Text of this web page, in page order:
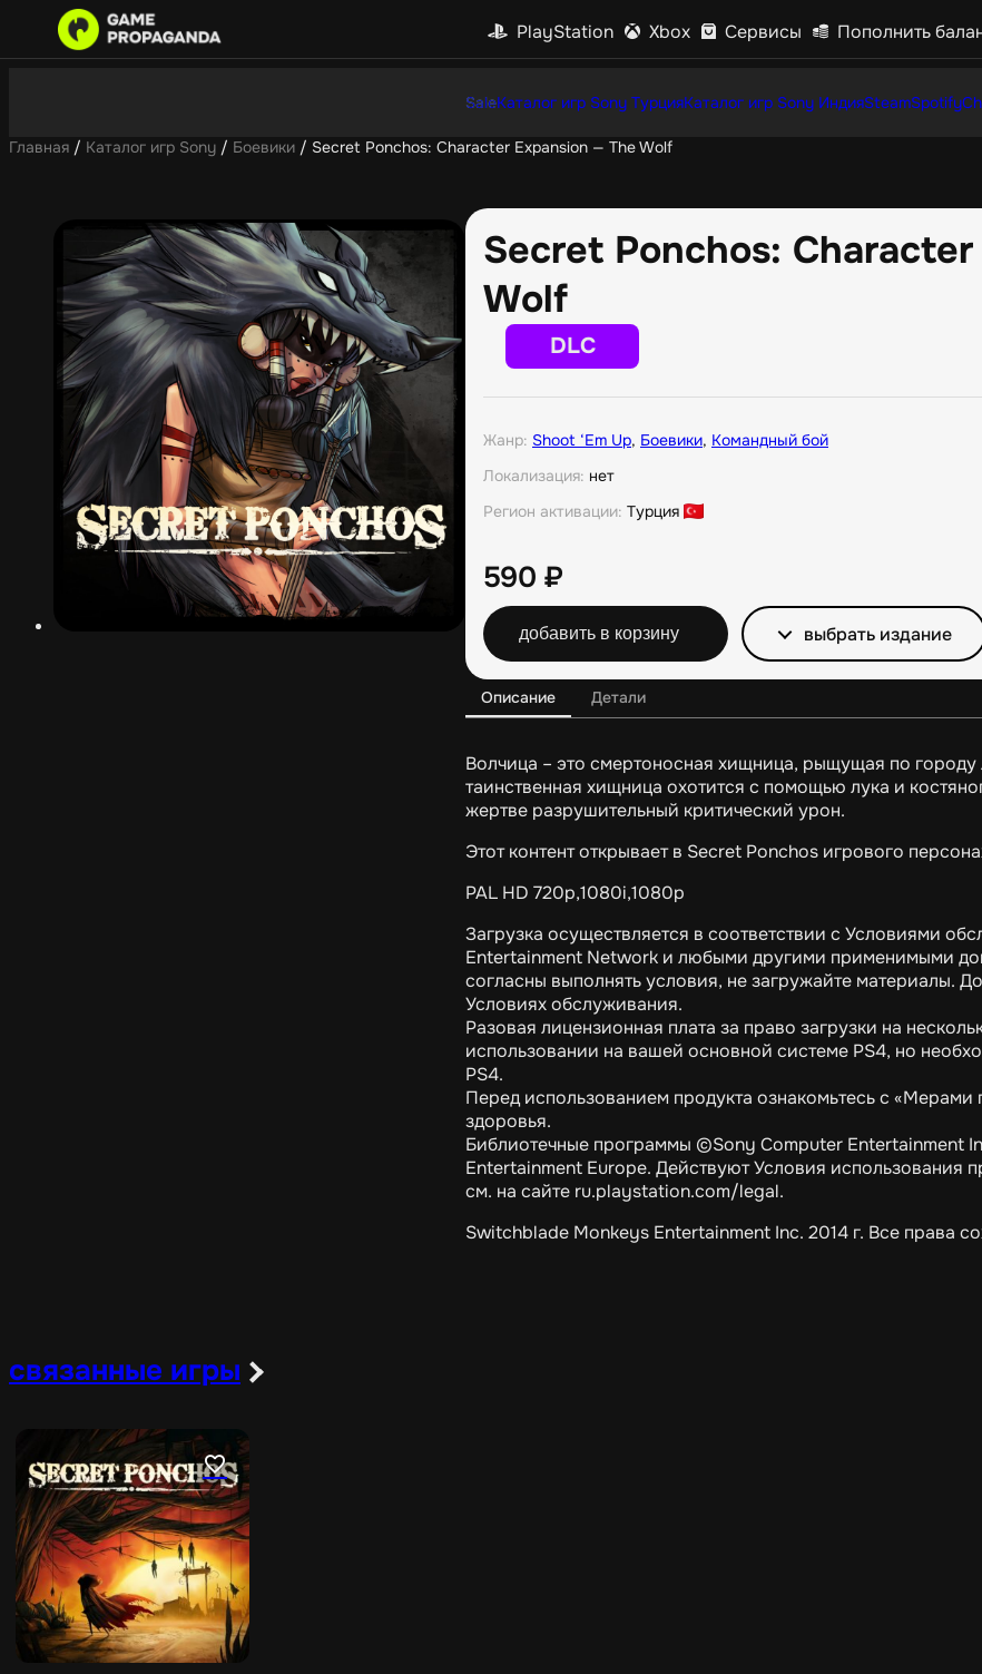
PlayStation Xbox Сервисы Пополнить
SaleКаталог игр Sony ТурцияКаталог игр Sony ИндияSteamSpotify
Главная / Каталог игр Sony / Боевики / Secret Ponchos: Character Expansion — The Wolf
Secret Ponchos:
Wolf
DLC
Жанр: Shoot ‘Em Up, Боевики, Командный бой
Локализация: нет
Регион активации: Турция
590 ₽
добавить в корзину выбрать издание
Описание Детали
Волчица – это смертоносная хищница, рыщущая по
таинственная хищница охотится с помощью лука и
жертве разрушительный критический урон.
Этот контент открывает в Secret Ponchos игрового
PAL HD 720p,1080i,1080p
Загрузка осуществляется в соответствии с Условиями
Entertainment Network и любыми другими применимыми
согласны выполнять условия, не загружайте материалы.
Условиях обслуживания.
Разовая лицензионная плата за право загрузки на
использовании на вашей основной системе PS4, но
PS4.
Перед использованием продукта ознакомьтесь с
здоровья.
Библиотечные программы ©Sony Computer Entertainment
Entertainment Europe. Действуют Условия использования
см. на сайте ru.playstation.com/legal.
Switchblade Monkeys Entertainment Inc. 2014 г. Все права
связанные игры